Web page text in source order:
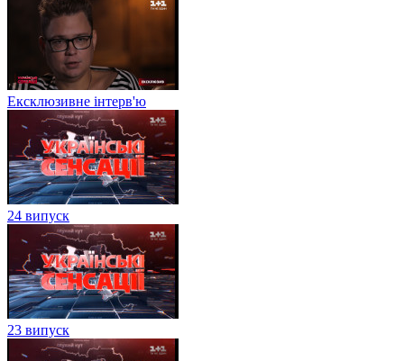
Ексклюзивне інтерв'ю
24 випуск
23 випуск